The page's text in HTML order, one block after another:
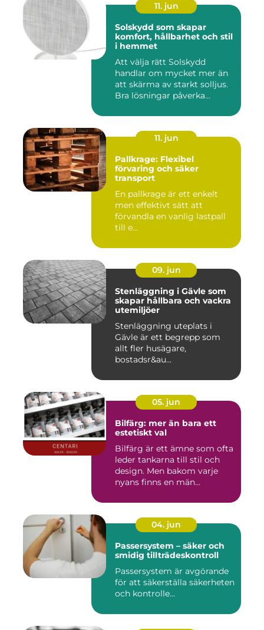
11. jun
Solskydd som skapar
komfort, hållbarhet och stil
i hemmet
Att välja rätt Solskydd
handlar om mycket mer än
att skärma av starkt solljus.
Bra lösningar påverka...
11. jun
Pallkrage: Flexibel
förvaring och säker
transport
En pallkrage är ett enkelt
men effektivt sätt att
förvandla en vanlig lastpall
till e...
09. jun
Stenläggning i Gävle som
skapar hållbara och vackra
utemiljöer
Stenläggning uteplats i
Gävle är ett begrepp som
allt fler husägare,
bostadsr&au...
05. jun
Bilfärg: mer än bara ett
estetiskt val
Bilfärg är ett ämne som ofta
leder tankarna till stil och
design. Men bakom varje
nyans finns en män...
04. jun
Passersystem – säker och
smidig tillträdeskontroll
Passersystem är avgörande
för att säkerställa säkerheten
och kontrolle...